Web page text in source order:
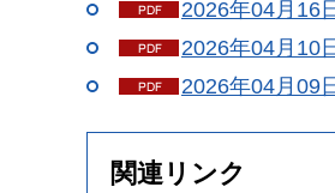
2026年04月16
2026年04月10
2026年04月09
関連リンク